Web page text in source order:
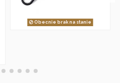
Obecnie brak na stanie